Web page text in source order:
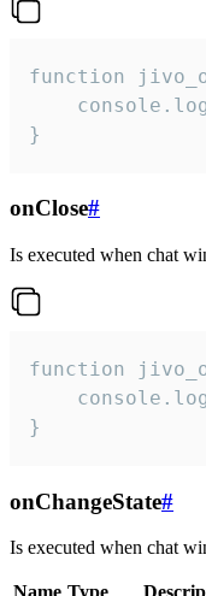
function
}
onClose#
Is executed when chat
function
}
onChangeState#
Is executed when chat